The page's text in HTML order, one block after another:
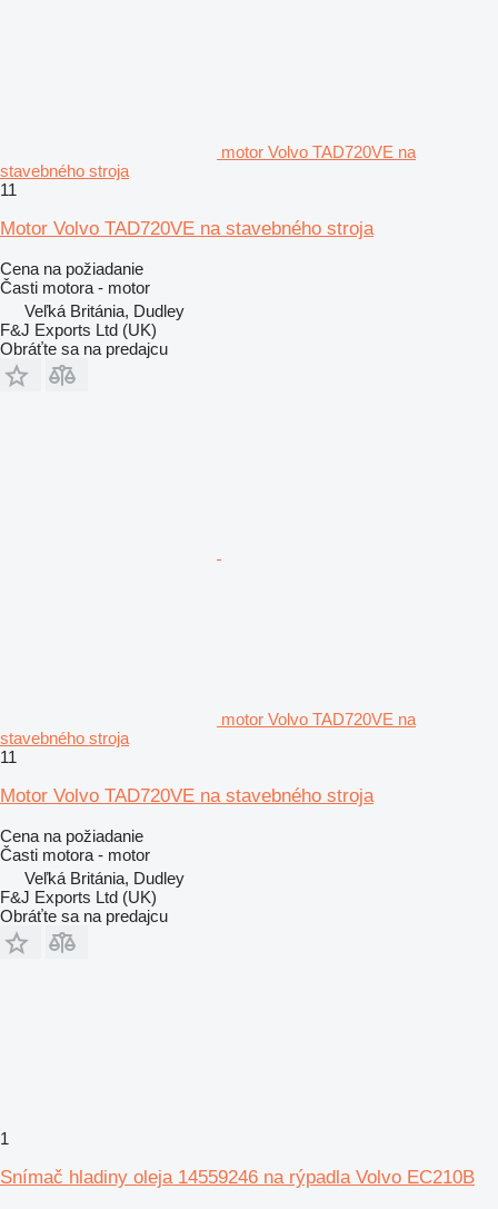
motor Volvo TAD720VE na
stavebného stroja
11
Motor Volvo TAD720VE na stavebného stroja
Cena na požiadanie
Časti motora - motor
Veľká Británia, Dudley
F&J Exports Ltd (UK)
Obráťte sa na predajcu
motor Volvo TAD720VE na
stavebného stroja
11
Motor Volvo TAD720VE na stavebného stroja
Cena na požiadanie
Časti motora - motor
Veľká Británia, Dudley
F&J Exports Ltd (UK)
Obráťte sa na predajcu
1
Snímač hladiny oleja 14559246 na rýpadla Volvo EC210B